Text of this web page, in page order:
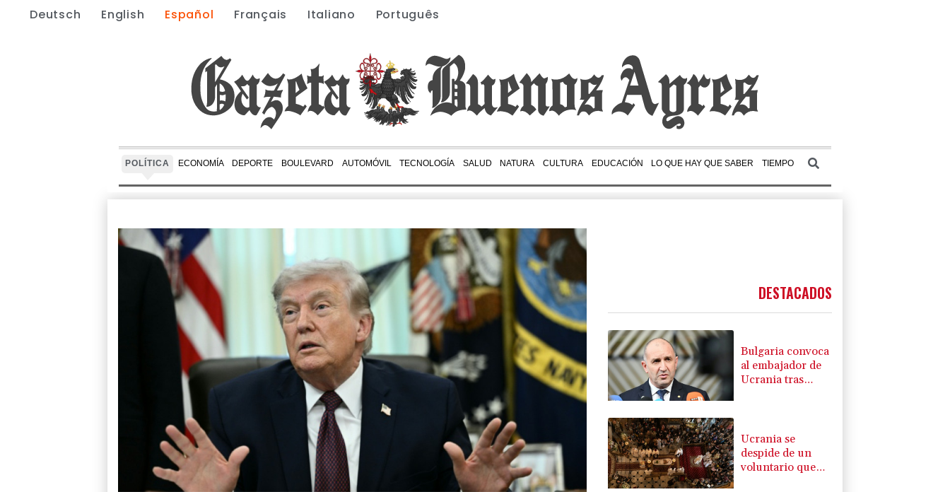
Deutsch English Español Français Italiano Português
POLÍTICA ECONOMÍA DEPORTE BOULEVARD AUTOMÓVIL TECNOLOGÍA SALUD NATURA CULTURA EDUCACIÓN LO QUE HAY QUE SABER TIEMPO
DESTACADOS
Bulgaria convoca
al embajador de
Ucrania tras
Ucrania se
despide de un
voluntario que